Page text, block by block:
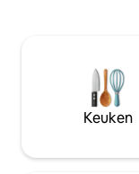
Keuken